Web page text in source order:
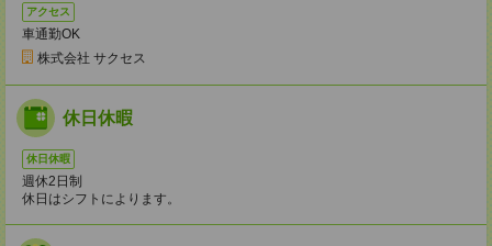
アクセス
車通勤OK
株式会社 サクセス
休日休暇
休日休暇
週休2日制
休日はシフトによります。